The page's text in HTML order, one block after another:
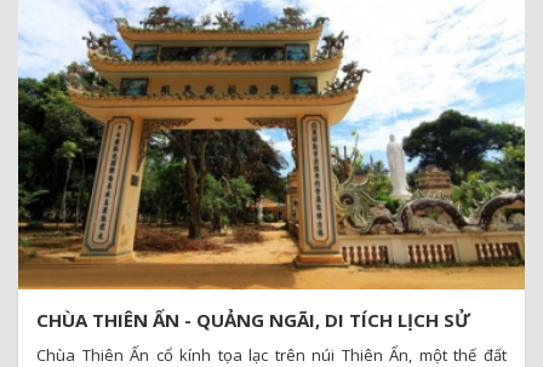
CHÙA THIÊN ẤN - QUẢNG NGÃI, DI TÍCH LỊCH SỬ
CẤP QUỐC GIA
Chùa Thiên Ấn cổ kính tọa lạc trên núi Thiên Ấn, một thế đất